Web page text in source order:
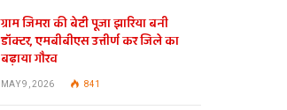
ग्राम जिमरा की बेटी पूजा झारिया बनी
डॉक्टर, एमबीबीएस उत्तीर्ण कर जिले का
बढ़ाया गौरव
MAY 9, 2026 841